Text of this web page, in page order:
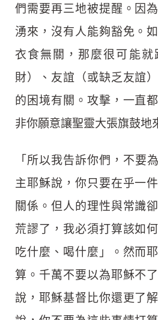
們需要再三地被提醒。因
湧來，沒有人能夠豁免。
衣食無關，那麼很可能就
財）、友誼（或缺乏友誼
的困境有關。攻擊，一直
非你願意讓聖靈大張旗鼓地
「所以我告訴你們，不
主耶穌說，你只要在乎一
關係。但人的理性與常識
荒謬了，我必須打算該如
吃什麼、喝什麼」。然而
算。千萬不要以為耶穌不
說，耶穌基督比你還更了